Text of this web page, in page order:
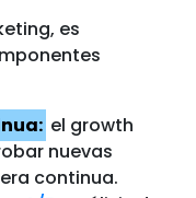
es
el growth
nuevas
continua.